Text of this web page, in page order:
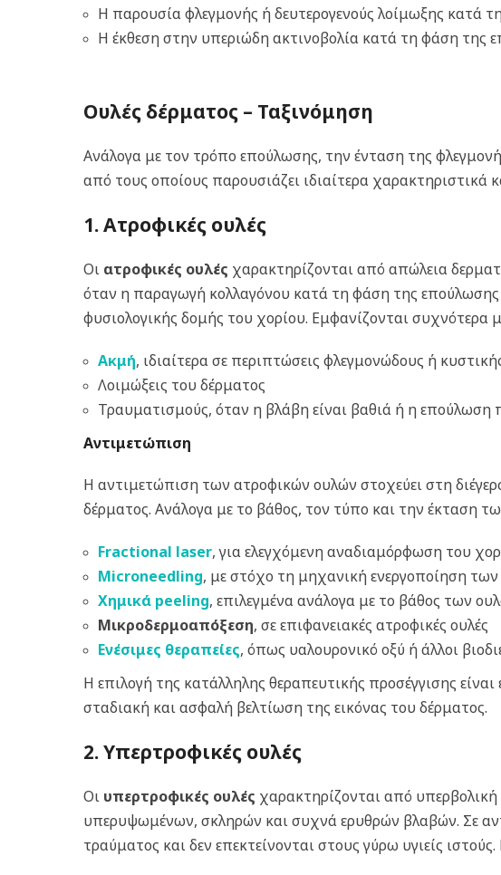
Η παρουσία φλεγμονής ή δευτερογενούς λοίμωξης κατά
Η έκθεση στην υπεριώδη ακτινοβολία κατά τη φάση της
Ουλές δέρματος – Ταξινόμηση
Ανάλογα με τον τρόπο επούλωσης, την ένταση της
από τους οποίους παρουσιάζει ιδιαίτερα χαρακτηριστικά
1. Ατροφικές ουλές
Οι ατροφικές ουλές χαρακτηρίζονται από απώλεια
όταν η παραγωγή κολλαγόνου κατά τη φάση της
φυσιολογικής δομής του χορίου. Εμφανίζονται συχνότερα
Ακμή, ιδιαίτερα σε περιπτώσεις φλεγμονώδους ή
Λοιμώξεις του δέρματος
Τραυματισμούς, όταν η βλάβη είναι βαθιά ή η επούλωση
Αντιμετώπιση
Η αντιμετώπιση των ατροφικών ουλών στοχεύει στη
δέρματος. Ανάλογα με το βάθος, τον τύπο και την έκταση
Fractional laser, για ελεγχόμενη αναδιαμόρφωση του
Microneedling, με στόχο τη μηχανική ενεργοποίηση
Χημικά peeling, επιλεγμένα ανάλογα με το βάθος των
Μικροδερμοαπόξεση, σε επιφανειακές ατροφικές ουλές
Ενέσιμες θεραπείες, όπως υαλουρονικό οξύ ή άλλοι
Η επιλογή της κατάλληλης θεραπευτικής προσέγγισης
σταδιακή και ασφαλή βελτίωση της εικόνας του δέρματος.
2. Υπερτροφικές ουλές
Οι υπερτροφικές ουλές χαρακτηρίζονται από
υπερυψωμένων, σκληρών και συχνά ερυθρών βλαβών. Σε
τραύματος και δεν επεκτείνονται στους γύρω υγιείς